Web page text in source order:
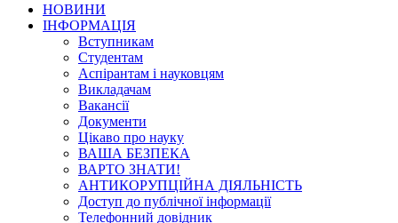
НОВИНИ
ІНФОРМАЦІЯ
Вступникам
Студентам
Аспірантам і науковцям
Викладачам
Вакансії
Документи
Цікаво про науку
ВАША БЕЗПЕКА
ВАРТО ЗНАТИ!
АНТИКОРУПЦІЙНА ДІЯЛЬНІСТЬ
Доступ до публічної інформації
Телефонний довідник